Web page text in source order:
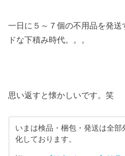
一日に５～７個の不用品を発
ドな下積み時代。。。
思い返すと懐かしいです。笑
いまは検品・梱包・発送は全部
化しております。